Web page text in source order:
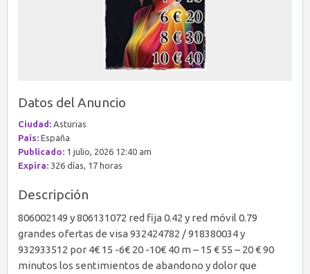
Datos del Anuncio
Ciudad: Asturias
País: España
Publicado: 1 julio, 2026 12:40 am
Expira: 326 días, 17 horas
Descripción
806002149 y 806131072 red fija 0.42 y red móvil 0.79
grandes ofertas de visa 932424782 / 918380034 y
932933512 por 4€ 15 -6€ 20 -10€ 40 m – 15 € 55 – 20 € 90
minutos los sentimientos de abandono y dolor que